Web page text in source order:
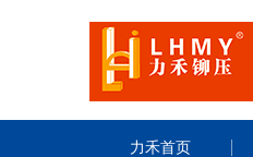
力禾首页